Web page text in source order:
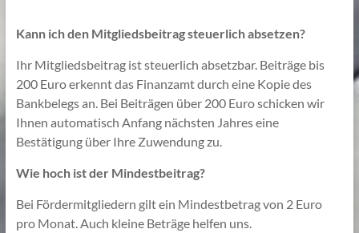
Kann ich den Mitgliedsbeitrag steuerlich absetzen?
Ihr Mitgliedsbeitrag ist steuerlich absetzbar. Beiträge bis
200 Euro erkennt das Finanzamt durch eine Kopie des
Bankbelegs an. Bei Beiträgen über 200 Euro schicken wir
Ihnen automatisch Anfang nächsten Jahres eine
Bestätigung über Ihre Zuwendung zu.
Wie hoch ist der Mindestbeitrag?
Bei Fördermitgliedern gilt ein Mindestbetrag von 2 Euro
pro Monat. Auch kleine Beträge helfen uns.